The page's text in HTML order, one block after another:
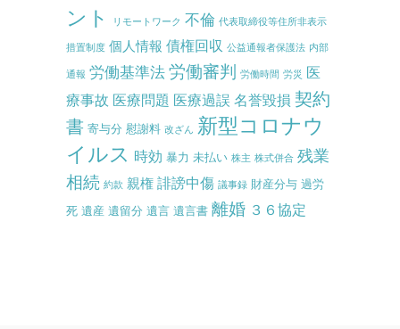
ント
リモートワーク 不倫 代表取締役等住所非表示
措置制度 個人情報 債権回収 公益通報者保護法 内部
通報 労働基準法 労働審判 労働時間 労災
医
療事故 医療問題 医療過誤 名誉毀損 契約
書 寄与分 慰謝料 改ざん 新型コロナウ
イルス 時効 暴力 未払い 株主 株式併合 残業
相続 約款 親権 誹謗中傷 議事録 財産分与 過労
死 遺産 遺留分 遺言 遺言書 離婚 ３６協定